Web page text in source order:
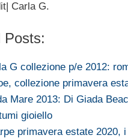
Carla G.
Posts:
G collezione p/e 2012:
collezione primavera
Mare 2013: Di Giada
gioiello
primavera estate 2020,